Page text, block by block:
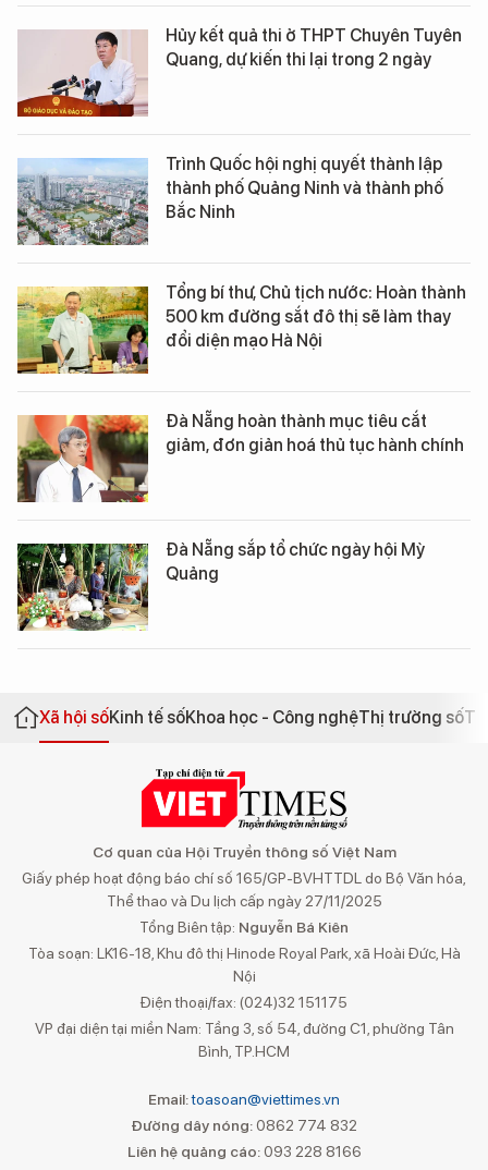
Hủy kết quả thi ở THPT Chuyên Tuyên
Quang, dự kiến thi lại trong 2 ngày
Trình Quốc hội nghị quyết thành lập
thành phố Quảng Ninh và thành phố
Bắc Ninh
Tổng bí thư, Chủ tịch nước: Hoàn thành
500 km đường sắt đô thị sẽ làm thay
đổi diện mạo Hà Nội
Đà Nẵng hoàn thành mục tiêu cắt
giảm, đơn giản hoá thủ tục hành chính
Đà Nẵng sắp tổ chức ngày hội Mỳ
Quảng
Xã hội sốKinh tế sốKhoa học - Công nghệThị trường số
Cơ quan của Hội Truyền thông số Việt Nam
Giấy phép hoạt động báo chí số 165/GP-BVHTTDL do Bộ Văn hóa,
Thể thao và Du lịch cấp ngày 27/11/2025
Tổng Biên tập: Nguyễn Bá Kiên
Tòa soạn: LK16-18, Khu đô thị Hinode Royal Park, xã Hoài Đức, Hà
Nội
Điện thoại/fax: (024)32 151175
VP đại diện tại miền Nam: Tầng 3, số 54, đường C1, phường Tân
Bình, TP.HCM
Email:toasoan@viettimes.vn
Đường dây nóng: 0862 774 832
Liên hệ quảng cáo:093 228 8166